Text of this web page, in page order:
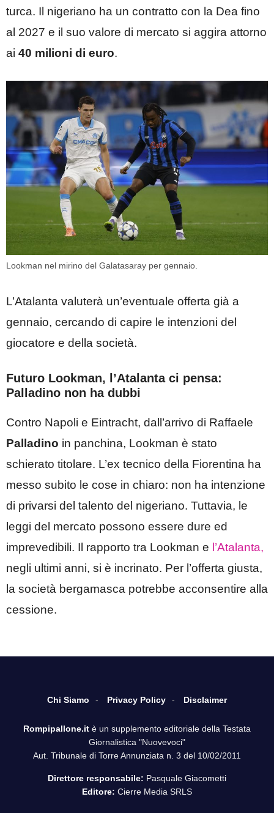
turca. Il nigeriano ha un contratto con la Dea fino
al 2027 e il suo valore di mercato si aggira attorno
ai 40 milioni di euro.
Lookman nel mirino del Galatasaray per gennaio.
L’Atalanta valuterà un’eventuale offerta già a
gennaio, cercando di capire le intenzioni del
giocatore e della società.
Futuro Lookman, l’Atalanta ci pensa:
Palladino non ha dubbi
Contro Napoli e Eintracht, dall’arrivo di Raffaele
Palladino in panchina, Lookman è stato
schierato titolare. L’ex tecnico della Fiorentina ha
messo subito le cose in chiaro: non ha intenzione
di privarsi del talento del nigeriano. Tuttavia, le
leggi del mercato possono essere dure ed
imprevedibili. Il rapporto tra Lookman e l’Atalanta,
negli ultimi anni, si è incrinato. Per l’offerta giusta,
la società bergamasca potrebbe acconsentire alla
cessione.
Chi Siamo Privacy Policy Disclaimer
Rompipallone.it è un supplemento editoriale della Testata
Giornalistica "Nuovevoci"
Aut. Tribunale di Torre Annunziata n. 3 del 10/02/2011
Direttore responsabile: Pasquale Giacometti
Editore: Cierre Media SRLS